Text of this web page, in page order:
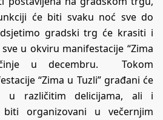
će biti svaku noć sve do
gradski trg će krasiti i
u okviru manifestacije “Zima
u decembru. Tokom
“Zima u Tuzli” građani će
u različitim delicijama, ali i
organizovani u večernjim